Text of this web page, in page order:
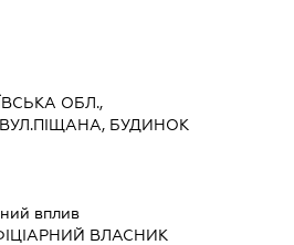
ОБЛ.,
БУДИНОК
вплив
ВЛАСНИК